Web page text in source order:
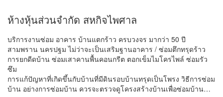
ห้างหุ้นส่วนจำกัด สหกิจไพศาล
บริการงานซ่อม อาคาร บ้านแตกร้าว ครบวงจร มากว่า 50 ปี
สามพราน นครปฐม ไม่ว่าจะเป็นเสริมฐานอาคาร / ซ่อมตึกทรุดร้าว
การยกดีดบ้าน ซ่อมเสาคานพื้นคอนกรีต ตอกเข็มไมโครไพล์ ซ่อมรัว
ซึม
การแก้ปัญหาที่เกิดขึ้นกับบ้านที่มีดินรอบบ้านทรุดเป็นโพรง วิธีการซ่อม
บ้าน อย่างการซ่อมบ้าน ควรจะตรวจดูโครงสร้างบ้านเพื่อซ่อมบ้าน…